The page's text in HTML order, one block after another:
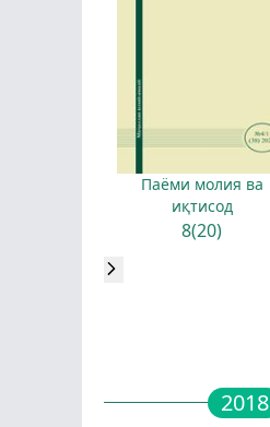
Паёми молия ва
иқтисод
8(20)
2018